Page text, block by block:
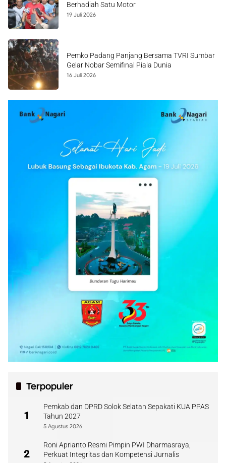
Berhadiah Satu Motor
19 Juli 2026
Pemko Padang Panjang Bersama TVRI Sumbar
Gelar Nobar Semifinal Piala Dunia
16 Juli 2026
Terpopuler
1
Pemkab dan DPRD Solok Selatan Sepakati KUA PPAS
Tahun 2027
5 Agustus 2026
2
Roni Aprianto Resmi Pimpin PWI Dharmasraya,
Perkuat Integritas dan Kompetensi Jurnalis